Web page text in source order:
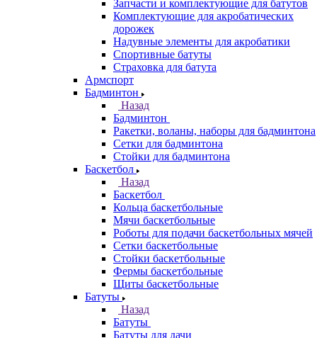
Запчасти и комплектующие для батутов
Комплектующие для акробатических
дорожек
Надувные элементы для акробатики
Спортивные батуты
Страховка для батута
Армспорт
Бадминтон
Назад
Бадминтон
Ракетки, воланы, наборы для бадминтона
Сетки для бадминтона
Стойки для бадминтона
Баскетбол
Назад
Баскетбол
Кольца баскетбольные
Мячи баскетбольные
Роботы для подачи баскетбольных мячей
Сетки баскетбольные
Стойки баскетбольные
Фермы баскетбольные
Щиты баскетбольные
Батуты
Назад
Батуты
Батуты для дачи